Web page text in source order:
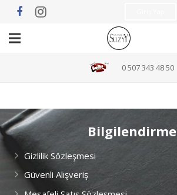
Üst Giyim
Alt Giyim
Dış Giyim
0 507 343 48 50
Bilgilendirme
Gizlilik Sözleşmesi
Güvenli Alışveriş